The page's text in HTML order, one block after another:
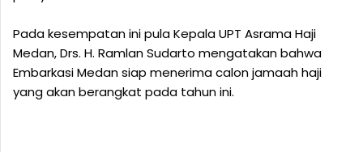
Pada kesempatan ini pula Kepala UPT Asrama Haji
Medan, Drs. H. Ramlan Sudarto mengatakan bahwa
Embarkasi Medan siap menerima calon jamaah haji
yang akan berangkat pada tahun ini.